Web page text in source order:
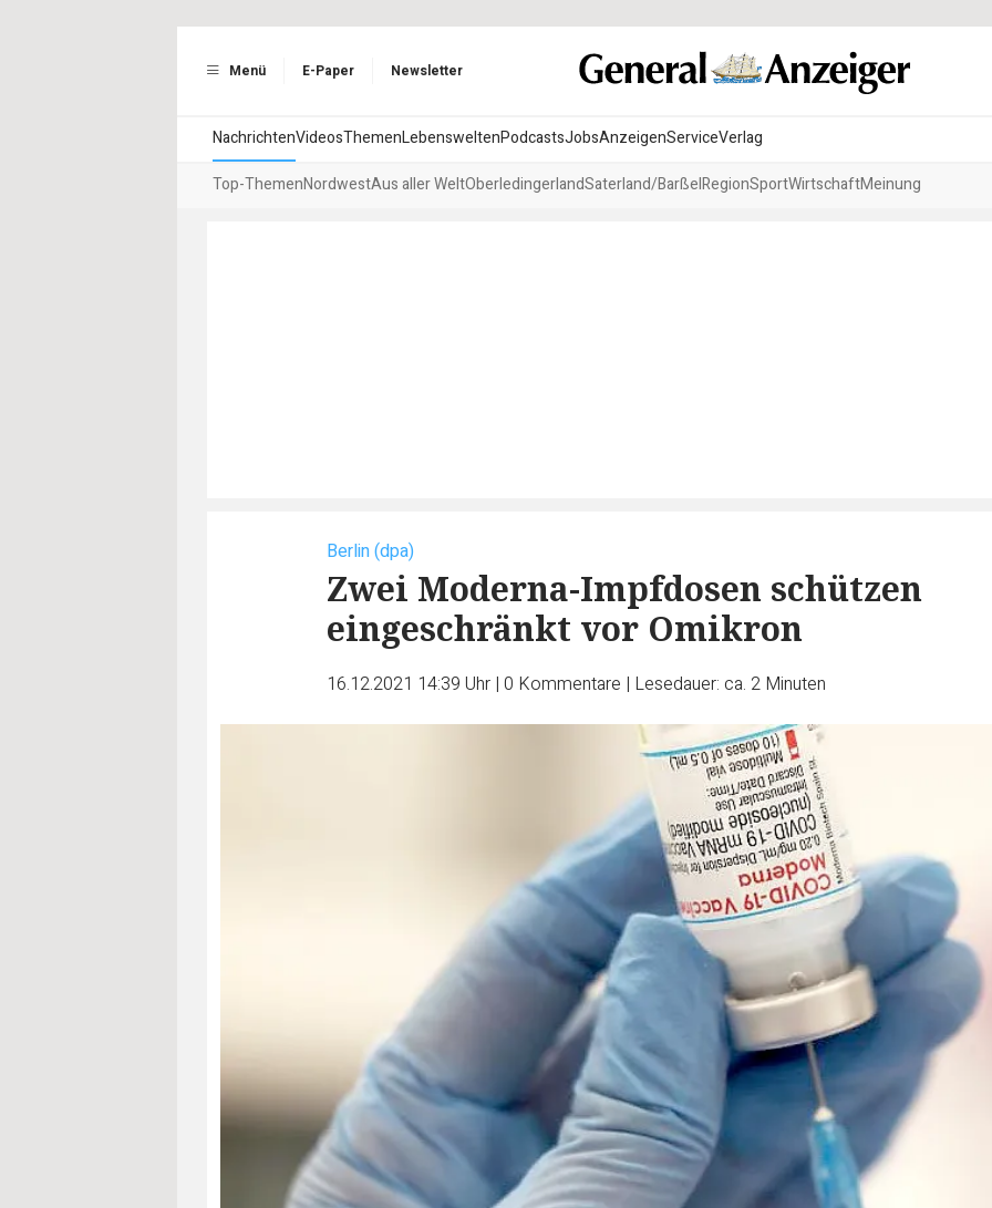
Menü E-Paper Newsletter
NachrichtenVideosThemenLebensweltenPodcastsJobsAnzeigenServiceVerlag
Top-ThemenNordwestAus aller WeltOberledingerlandSaterland/BarßelRegionSportWirtschaftMeinung
Berlin (dpa)
Zwei Moderna-Impfdosen schützen
eingeschränkt vor Omikron
16.12.2021 14:39 Uhr | 0 Kommentare | Lesedauer: ca. 2 Minuten